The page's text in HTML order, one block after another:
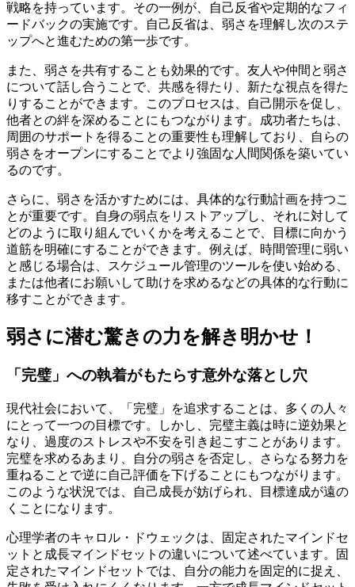
戦略を持っています。その一例が、自己反省や定期的なフィ
ードバックの実施です。自己反省は、弱さを理解し次のステ
ップへと進むための第一歩です。
また、弱さを共有することも効果的です。友人や仲間と弱さ
について話し合うことで、共感を得たり、新たな視点を得た
りすることができます。このプロセスは、自己開示を促し、
他者との絆を深めることにもつながります。成功者たちは、
周囲のサポートを得ることの重要性も理解しており、自らの
弱さをオープンにすることでより強固な人間関係を築いてい
るのです。
さらに、弱さを活かすためには、具体的な行動計画を持つこ
とが重要です。自身の弱点をリストアップし、それに対して
どのように取り組んでいくかを考えることで、目標に向かう
道筋を明確にすることができます。例えば、時間管理に弱い
と感じる場合は、スケジュール管理のツールを使い始める、
または他者にお願いして助けを求めるなどの具体的な行動に
移すことができます。
弱さに潜む驚きの力を解き明かせ！
「完璧」への執着がもたらす意外な落とし穴
現代社会において、「完璧」を追求することは、多くの人々
にとって一つの目標です。しかし、完璧主義は時に逆効果と
なり、過度のストレスや不安を引き起こすことがあります。
完璧を求めるあまり、自分の弱さを否定し、さらなる努力を
重ねることで逆に自己評価を下げることにもつながります。
このような状況では、自己成長が妨げられ、目標達成が遠の
くことになります。
心理学者のキャロル・ドウェックは、固定されたマインドセ
ットと成長マインドセットの違いについて述べています。固
定されたマインドセットでは、自分の能力を固定的に捉え、